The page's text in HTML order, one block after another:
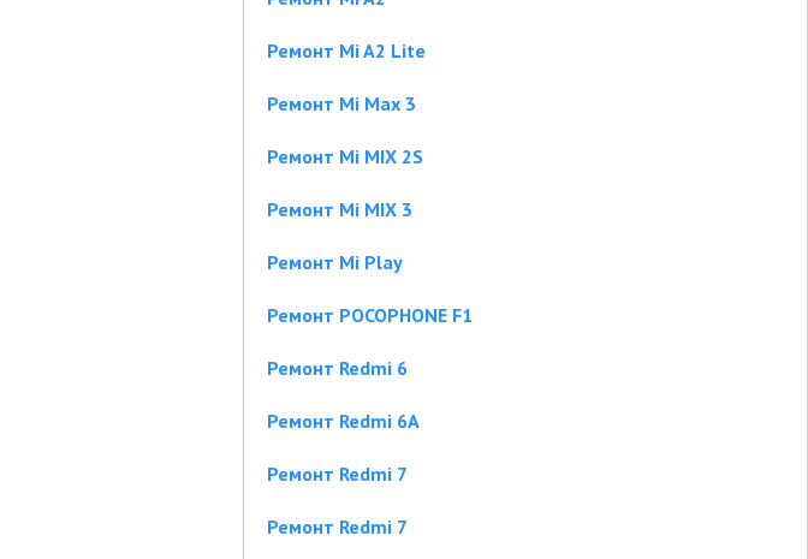
Ремонт Mi A2 Lite
Ремонт Mi Max 3
Ремонт Mi MIX 2S
Ремонт Mi MIX 3
Ремонт Mi Play
Ремонт POCOPHONE F1
Ремонт Redmi 6
Ремонт Redmi 6A
Ремонт Redmi 7
Ремонт Redmi 7